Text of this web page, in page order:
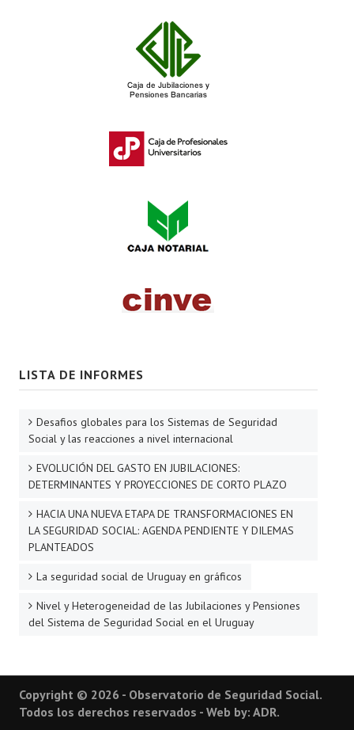
LISTA DE INFORMES
Desafios globales para los Sistemas de Seguridad
Social y las reacciones a nivel internacional
EVOLUCIÓN DEL GASTO EN JUBILACIONES:
DETERMINANTES Y PROYECCIONES DE CORTO PLAZO
HACIA UNA NUEVA ETAPA DE TRANSFORMACIONES EN
LA SEGURIDAD SOCIAL: AGENDA PENDIENTE Y DILEMAS
PLANTEADOS
La seguridad social de Uruguay en gráficos
Nivel y Heterogeneidad de las Jubilaciones y Pensiones
del Sistema de Seguridad Social en el Uruguay
Copyright © 2026 - Observatorio de Seguridad Social.
Todos los derechos reservados - Web by: ADR.